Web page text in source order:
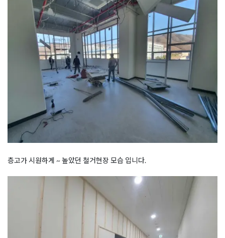
층고가 시원하게 ~ 높았던 철거현장 모습 입니다.